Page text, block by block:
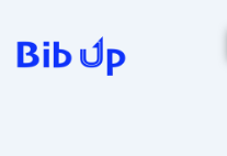
contenido